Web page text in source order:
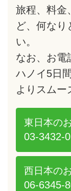
旅程、料金
ど、何なり
い。
なお、お電
ハノイ5日
よりスムー
東日本の
03-3432-
西日本の
06-6345-